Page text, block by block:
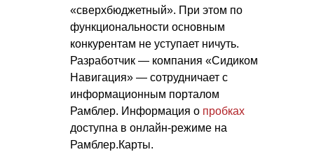
«сверхбюджетный». При этом по
функциональности основным
конкурентам не уступает ничуть.
Разработчик — компания «Сидиком
Навигация» — сотрудничает с
информационным порталом
Рамблер. Информация о пробках
доступна в онлайн-режиме на
Рамблер.Карты.